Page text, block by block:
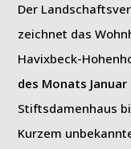
Der
zeichnet das
Havixbeck-
des Monats Januar
Stiftsdamenhaus
Kurzem